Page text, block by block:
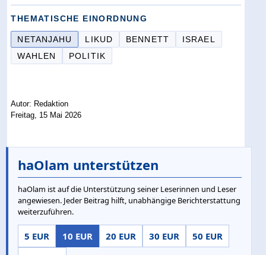
THEMATISCHE EINORDNUNG
NETANJAHU LIKUD BENNETT
ISRAEL
WAHLEN
POLITIK
Autor: Redaktion
Freitag, 15 Mai 2026
haOlam unterstützen
haOlam ist auf die Unterstützung seiner Leserinnen und Leser
angewiesen. Jeder Beitrag hilft, unabhängige Berichterstattung
weiterzuführen.
5 EUR 10 EUR 20 EUR 30 EUR
50 EUR